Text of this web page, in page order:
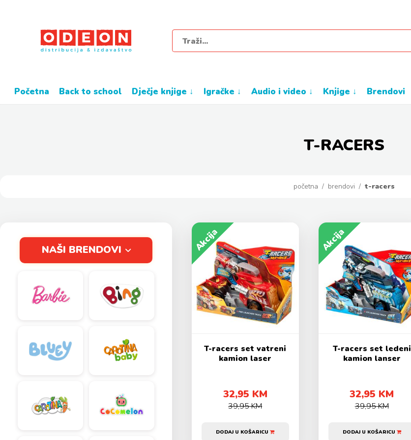
početna back to school dječje knjige ↓ igračke ↓ audio i video ↓ knjige ↓ brendovi
T-RACERS
početna / brendovi / t-racers
NAŠI BRENDOVI Akcija
T-racers set vatreni
kamion laser
32,95 KM
39,95 KM
DODAJ U KOŠARICU
Akcija
T-racers set ledeni
kamion lanser
32,95 KM
39,95 KM
DODAJ U KOŠARICU